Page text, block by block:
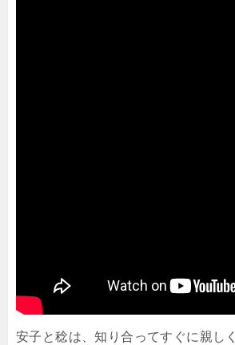
安子と稔は、知り合ってすぐに親し